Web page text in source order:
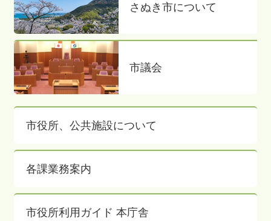
さぬき市について
市議会
市役所、公共施設について
各課業務案内
市役所利用ガイド 本庁舎